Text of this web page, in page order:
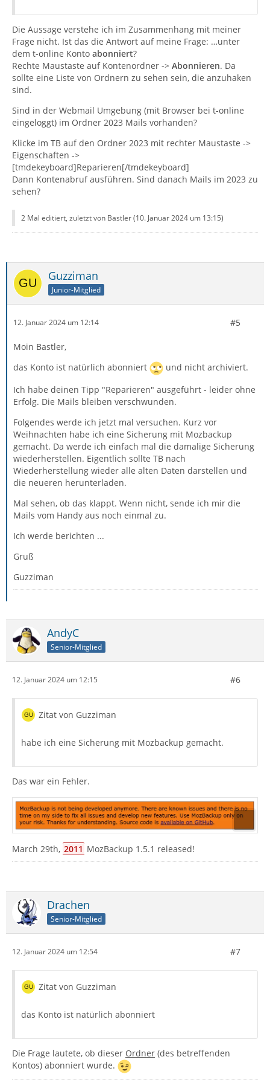
Die Aussage verstehe ich im Zusammenhang mit meiner
Frage nicht. Ist das die Antwort auf meine Frage: …unter
dem t-online Konto abonniert?
Rechte Maustaste auf Kontenordner -> Abonnieren. Da
sollte eine Liste von Ordnern zu sehen sein, die anzuhaken
sind.
Sind in der Webmail Umgebung (mit Browser bei t-online
eingeloggt) im Ordner 2023 Mails vorhanden?
Klicke im TB auf den Ordner 2023 mit rechter Maustaste ->
Eigenschaften ->
[tmdekeyboard]Reparieren[/tmdekeyboard]
Dann Kontenabruf ausführen. Sind danach Mails im 2023 zu
sehen?
2 Mal editiert, zuletzt von Bastler (10. Januar 2024 um 13:15)
Guzziman
Junior-Mitglied
12. Januar 2024 um 12:14 #5
Moin Bastler,
das Konto ist natürlich abonniert
und nicht archiviert.
Ich habe deinen Tipp "Reparieren" ausgeführt - leider ohne
Erfolg. Die Mails bleiben verschwunden.
Folgendes werde ich jetzt mal versuchen. Kurz vor
Weihnachten habe ich eine Sicherung mit Mozbackup
gemacht. Da werde ich einfach mal die damalige Sicherung
wiederherstellen. Eigentlich sollte TB nach
Wiederherstellung wieder alle alten Daten darstellen und
die neueren herunterladen.
Mal sehen, ob das klappt. Wenn nicht, sende ich mir die
Mails vom Handy aus noch einmal zu.
Ich werde berichten ...
Gruß
Guzziman
AndyC
Senior-Mitglied
12. Januar 2024 um 12:15 #6
Zitat von Guzziman
habe ich eine Sicherung mit Mozbackup gemacht.
Das war ein Fehler.
March 29th, 2011 MozBackup 1.5.1 released!
Drachen
Senior-Mitglied
12. Januar 2024 um 12:54 #7
Zitat von Guzziman
das Konto ist natürlich abonniert
Die Frage lautete, ob dieser Ordner (des betreffenden
Kontos) abonniert wurde.